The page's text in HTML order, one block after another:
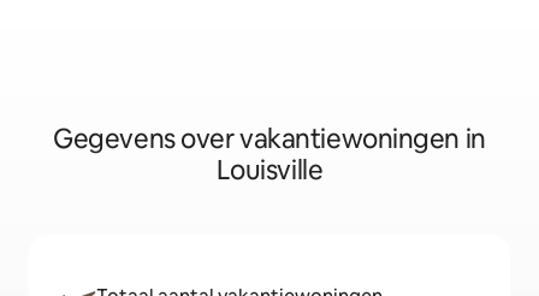
Gegevens over vakantiewoningen in
Louisville